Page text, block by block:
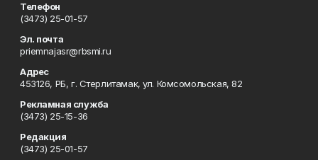
Телефон
(3473) 25-01-57
Эл. почта
priemnajasr@rbsmi.ru
Адрес
453126, РБ, г. Стерлитамак, ул. Комсомольская, 82
Рекламная служба
(3473) 25-15-36
Редакция
(3473) 25-01-57